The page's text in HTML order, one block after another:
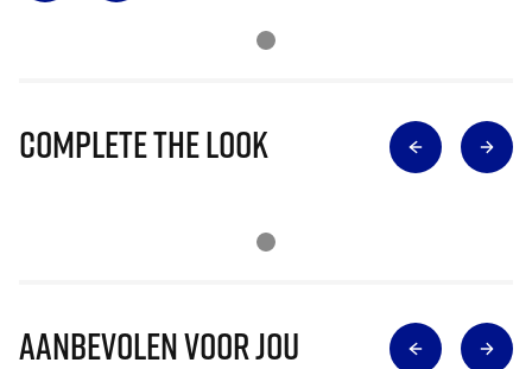
Complete The Look
Aanbevolen voor jou